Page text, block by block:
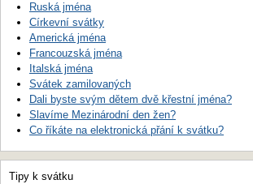
Ruská jména
Církevní svátky
Americká jména
Francouzská jména
Italská jména
Svátek zamilovaných
Dali byste svým dětem dvě křestní jména?
Slavíme Mezinárodní den žen?
Co říkáte na elektronická přání k svátku?
Tipy k svátku